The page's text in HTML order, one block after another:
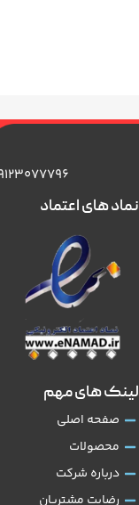
لینک های مهم
صفحه اصلی
محصولات
درباره شرکت
رضایت مشتریان
نماد های اعتماد